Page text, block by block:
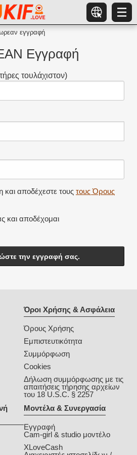
εγγραφή
Εγγραφή
τουλάχιστον)
και αποδέχεστε τους τους Όρους
και αποδέχομαι
την εγγραφή σας.
Όροι Χρήσης & Ασφάλεια
Όρους Χρήσης
Εμπιστευτικότητα
Συμμόρφωση
Cookies
Δήλωση συμμόρφωσης με τις
απαιτήσεις τήρησης αρχείων
του 18 U.S.C. § 2257
Μοντέλα & Συνεργασία
Εγγραφή
Cam-girl & studio μοντέλο
XLoveCash